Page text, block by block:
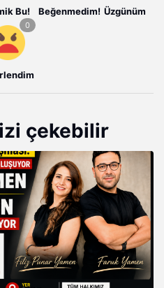
Bu! Beğenmedim! Üzgünüm
çekebilir